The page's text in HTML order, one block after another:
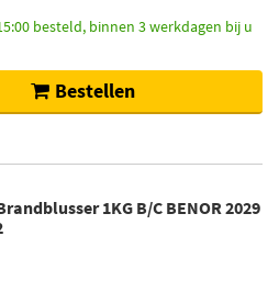
besteld, binnen 3 werkdagen bij u
Bestellen
1KG B/C BENOR 2029